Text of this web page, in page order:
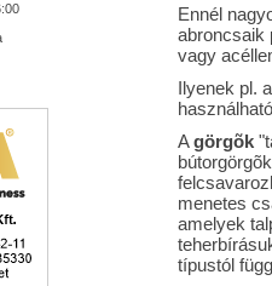
Ennél
abroncsaik
vagy
Ilyenek pl.
Agörgõk
menetes
amelyek
típustól